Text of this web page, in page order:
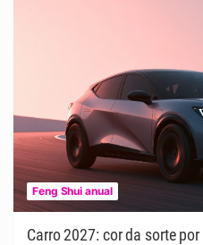
Feng Shui anual
Carro 2027: cor da sorte